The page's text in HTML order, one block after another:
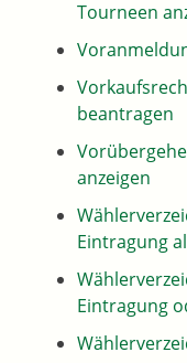
Tourneen
beantragen
anzeigen
Eintragung
Eintragung